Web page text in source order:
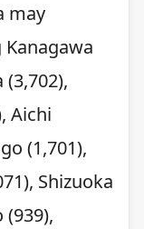
may
(3,702),
Aichi
(1,701),
Shizuoka
(939),